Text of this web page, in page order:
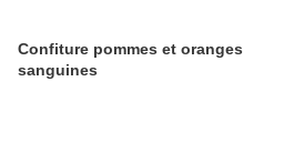
Confiture pommes et oranges
sanguines